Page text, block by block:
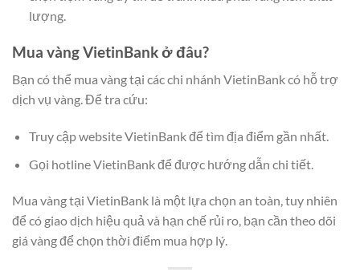
lượng.
Mua vàng VietinBank ở đâu?
Bạn có thể mua vàng tại các chi nhánh VietinBank có hỗ trợ
dịch vụ vàng. Để tra cứu:
Truy cập website VietinBank để tìm địa điểm gần nhất.
Gọi hotline VietinBank để được hướng dẫn chi tiết.
Mua vàng tại VietinBank là một lựa chọn an toàn, tuy nhiên
để có giao dịch hiệu quả và hạn chế rủi ro, bạn cần theo dõi
giá vàng để chọn thời điểm mua hợp lý.